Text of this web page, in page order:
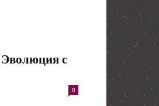
с
0